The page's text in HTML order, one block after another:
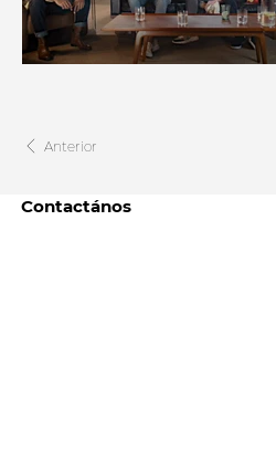
Anterior
Contactános